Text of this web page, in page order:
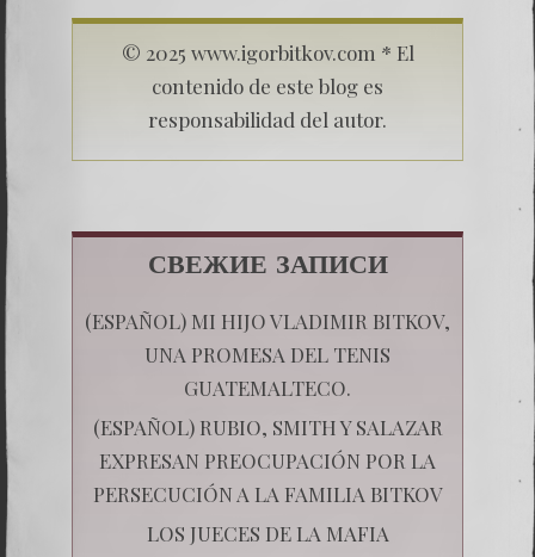
© 2025 www.igorbitkov.com * El
contenido de este blog es
responsabilidad del autor.
СВЕЖИЕ ЗАПИСИ
(ESPAÑOL) MI HIJO VLADIMIR BITKOV,
UNA PROMESA DEL TENIS
GUATEMALTECO.
(ESPAÑOL) RUBIO, SMITH Y SALAZAR
EXPRESAN PREOCUPACIÓN POR LA
PERSECUCIÓN A LA FAMILIA BITKOV
LOS JUECES DE LA MAFIA